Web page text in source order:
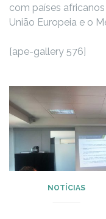
com países
União Europeia e o
[ape-gallery 576]
NOTÍCIAS